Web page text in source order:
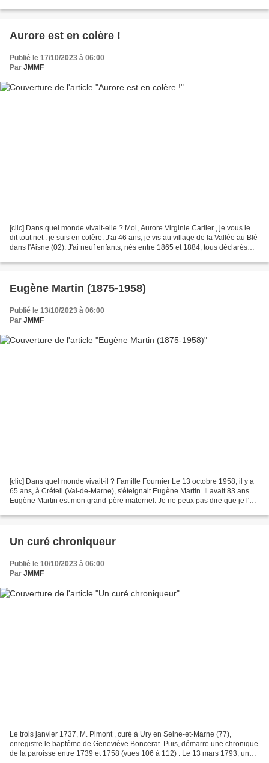
Aurore est en colère !
Publié le 17/10/2023 à 06:00
Par JMMF
[clic] Dans quel monde vivait-elle ? Moi, Aurore Virginie Carlier , je vous le
dit tout net : je suis en colère. J'ai 46 ans, je vis au village de la Vallée au Blé
dans l'Aisne (02). J'ai neuf enfants, nés entre 1865 et 1884, tous déclarés
Eugène Martin (1875-1958)
Publié le 13/10/2023 à 06:00
Par JMMF
[clic] Dans quel monde vivait-il ? Famille Fournier Le 13 octobre 1958, il y a
65 ans, à Créteil (Val-de-Marne), s'éteignait Eugène Martin. Il avait 83 ans.
Eugène Martin est mon grand-père maternel. Je ne peux pas dire que je l'ai
Un curé chroniqueur
Publié le 10/10/2023 à 06:00
Par JMMF
Le trois janvier 1737, M. Pimont , curé à Ury en Seine-et-Marne (77),
enregistre le baptême de Geneviève Boncerat. Puis, démarre une chronique
de la paroisse entre 1739 et 1758 (vues 106 à 112) . Le 13 mars 1793, une